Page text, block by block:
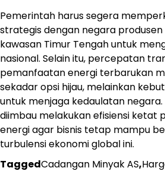
Pemerintah harus segera
strategis dengan negara
kawasan Timur Tengah untuk
nasional. Selain itu, percepatan
pemanfaatan energi terbarukan
sekadar opsi hijau, melainkan
untuk menjaga kedaulatan negara.
diimbau melakukan efisiensi ketat
energi agar bisnis tetap mampu
turbulensi ekonomi global ini.
TaggedCadangan Minyak AS,